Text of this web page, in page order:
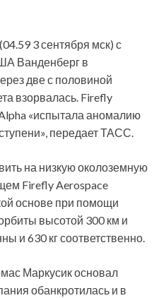
3 сентября мск) с
Ванденберг в
две с половиной
взорвалась. Firefly
«испытала аномалию
передает ТАСС.
на низкую околоземную
Firefly Aerospace
основе при помощи
высотой 300 км и
и 630 кг соответственно.
Маркусик основал
обанкротилась и в